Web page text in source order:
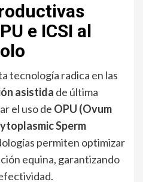
e ICSI al
tecnología radica en las
asistida de última
el uso de OPU (Ovum
Sperm
permiten optimizar
equina, garantizando